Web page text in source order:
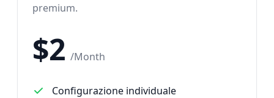
premium.
$2 /Month
Configurazione individuale